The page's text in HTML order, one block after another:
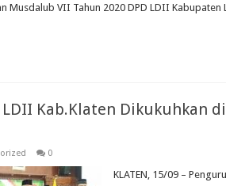
Musdalub VII Tahun 2020 DPD LDII
Kab.Klaten Dikukuhkan
0
KLATEN, 15/09 –